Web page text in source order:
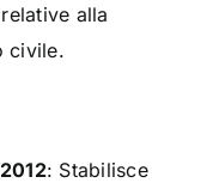
alla
civile.
: Stabilisce